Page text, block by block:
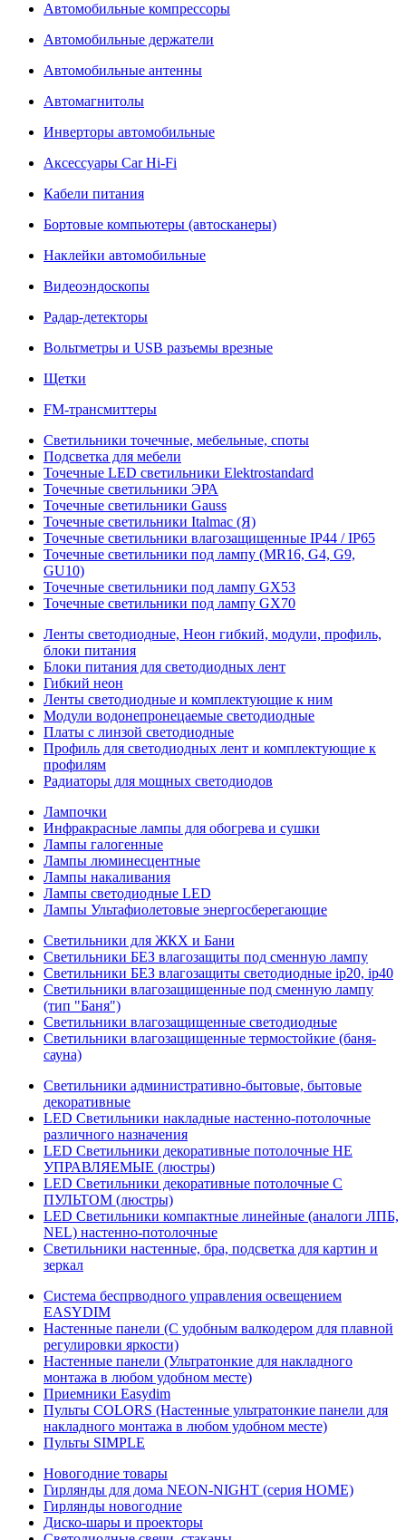
Автомобильные компрессоры
Автомобильные держатели
Автомобильные антенны
Автомагнитолы
Инверторы автомобильные
Аксессуары Car Hi-Fi
Кабели питания
Бортовые компьютеры (автосканеры)
Наклейки автомобильные
Видеоэндоскопы
Радар-детекторы
Вольтметры и USB разъемы врезные
Щетки
FM-трансмиттеры
Светильники точечные, мебельные, споты
Подсветка для мебели
Точечные LED светильники Elektrostandard
Точечные светильники ЭРА
Точечные светильники Gauss
Точечные светильники Italmac (Я)
Точечные светильники влагозащищенные IP44 / IP65
Точечные светильники под лампу (MR16, G4, G9,
GU10)
Точечные светильники под лампу GX53
Точечные светильники под лампу GX70
Ленты светодиодные, Неон гибкий, модули, профиль,
блоки питания
Блоки питания для светодиодных лент
Гибкий неон
Ленты светодиодные и комплектующие к ним
Модули водонепронецаемые светодиодные
Платы с линзой светодиодные
Профиль для светодиодных лент и комплектующие к
профилям
Радиаторы для мощных светодиодов
Лампочки
Инфракрасные лампы для обогрева и сушки
Лампы галогенные
Лампы люминесцентные
Лампы накаливания
Лампы светодиодные LED
Лампы Ультафиолетовые энергосберегающие
Светильники для ЖКХ и Бани
Светильники БЕЗ влагозащиты под сменную лампу
Светильники БЕЗ влагозащиты светодиодные ip20, ip40
Светильники влагозащищенные под сменную лампу
(тип "Баня")
Светильники влагозащищенные светодиодные
Светильники влагозащищенные термостойкие (баня-
сауна)
Светильники административно-бытовые, бытовые
декоративные
LED Cветильники накладные настенно-потолочные
различного назначения
LED Светильники декоративные потолочные НЕ
УПРАВЛЯЕМЫЕ (люстры)
LED Светильники декоративные потолочные С
ПУЛЬТОМ (люстры)
LED Светильники компактные линейные (аналоги ЛПБ,
NEL) настенно-потолочные
Светильники настенные, бра, подсветка для картин и
зеркал
Система беспрводного управления освещением
EASYDIM
Настенные панели (С удобным валкодером для плавной
регулировки яркости)
Настенные панели (Ультратонкие для накладного
монтажа в любом удобном месте)
Приемники Easydim
Пульты COLORS (Настенные ультратонкие панели для
накладного монтажа в любом удобном месте)
Пульты SIMPLE
Новогодние товары
Гирлянды для дома NEON-NIGHT (серия HOME)
Гирлянды новогодние
Диско-шары и проекторы